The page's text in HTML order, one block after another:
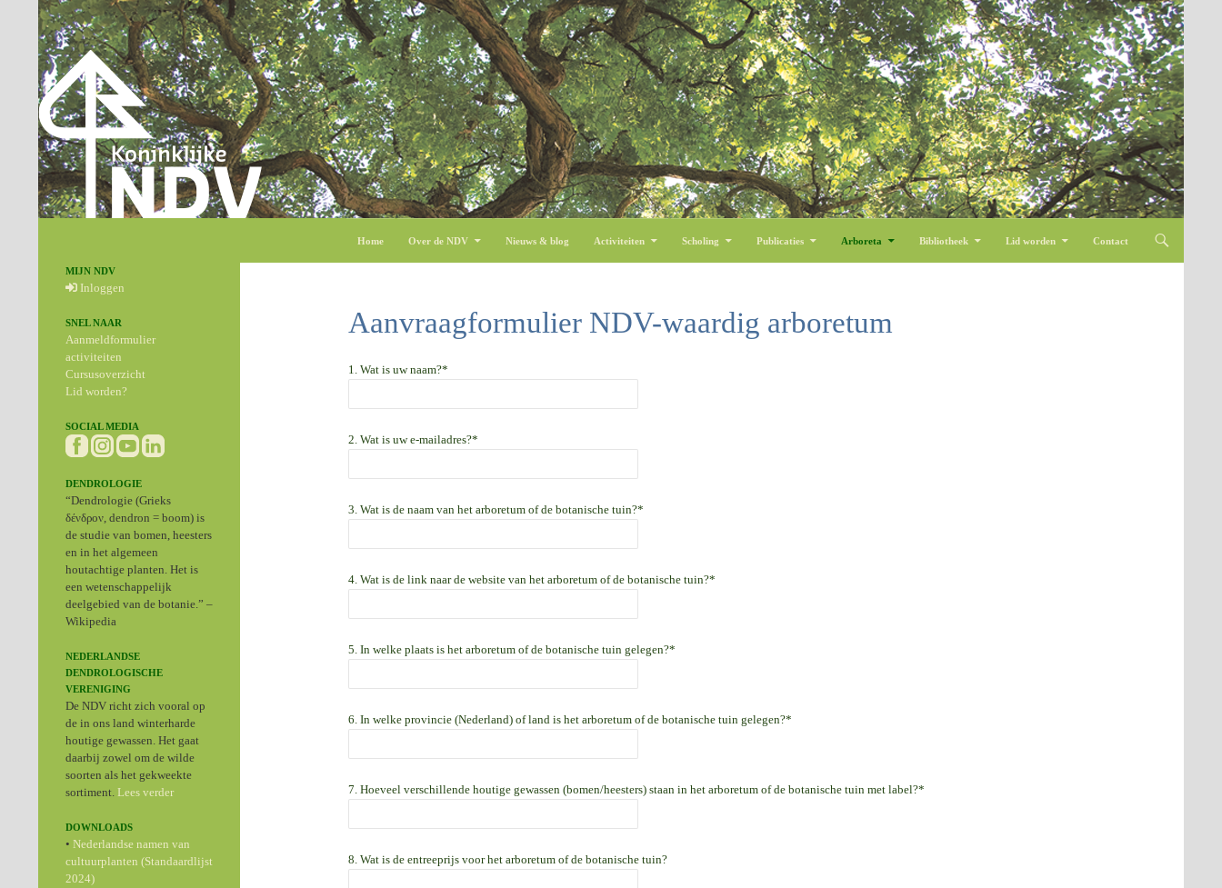
Home
Over de NDV Nieuws & blog Activiteiten Scholing Publicaties Arboreta Bibliotheek Lid worden Contact
Aanvraagformulier NDV-waardig arboretum
1. Wat is uw naam?*
2. Wat is uw e-mailadres?*
3. Wat is de naam van het arboretum of de botanische tuin?*
4. Wat is de link naar de website van het arboretum of de botanische tuin?*
5. In welke plaats is het arboretum of de botanische tuin gelegen?*
6. In welke provincie (Nederland) of land is het arboretum of de botanische tuin gelegen?*
7. Hoeveel verschillende houtige gewassen (bomen/heesters) staan in het arboretum of de botanische tuin met label?*
8. Wat is de entreeprijs voor het arboretum of de botanische tuin?
MIJN NDV
Inloggen
SNEL NAAR
Aanmeldformulier
activiteiten
Cursusoverzicht
Lid worden?
SOCIAL MEDIA
DENDROLOGIE
“Dendrologie (Grieks
δένδρον, dendron = boom) is
de studie van bomen, heesters
en in het algemeen
houtachtige planten. Het is
een wetenschappelijk
deelgebied van de botanie.” –
Wikipedia
NEDERLANDSE
DENDROLOGISCHE
VERENIGING
De NDV richt zich vooral op
de in ons land winterharde
houtige gewassen. Het gaat
daarbij zowel om de wilde
soorten als het gekweekte
sortiment. Lees verder
DOWNLOADS
• Nederlandse namen van
cultuurplanten (Standaardlijst
2024)